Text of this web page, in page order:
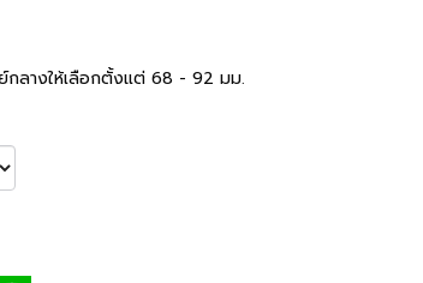
กลางให้เลือกตั้งแต่ 68 - 92 มม.